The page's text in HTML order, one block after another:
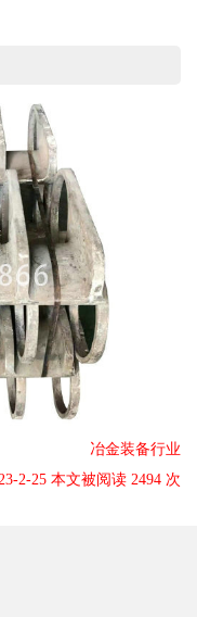
冶金装备行业
2-25 本文被阅读 2494 次